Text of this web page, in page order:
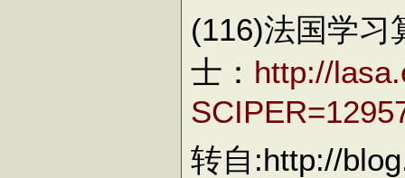
(116)法国学习
士： http://
转自:http://